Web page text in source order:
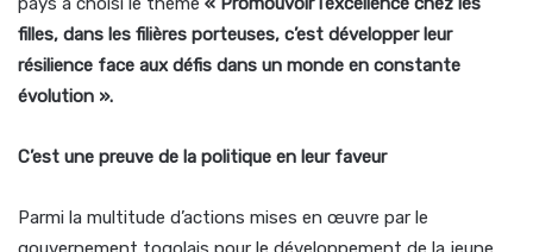
filles, dans les filières porteuses, c’est développer leur
résilience face aux défis dans un monde en constante
évolution ».
C’est une preuve de la politique en leur faveur
Parmi la multitude d’actions mises en œuvre par le